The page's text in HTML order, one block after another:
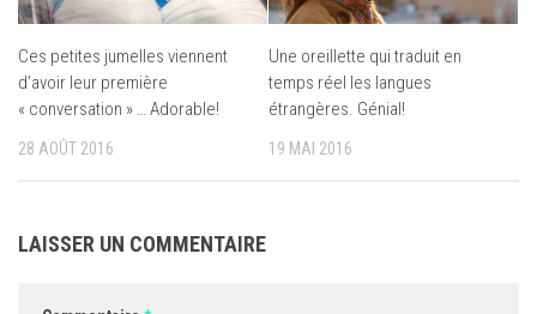
Ces petites jumelles viennent
d’avoir leur première
« conversation » … Adorable!
28 AOÛT 2016
Une oreillette qui traduit en
temps réel les langues
étrangères. Génial!
19 MAI 2016
LAISSER UN COMMENTAIRE